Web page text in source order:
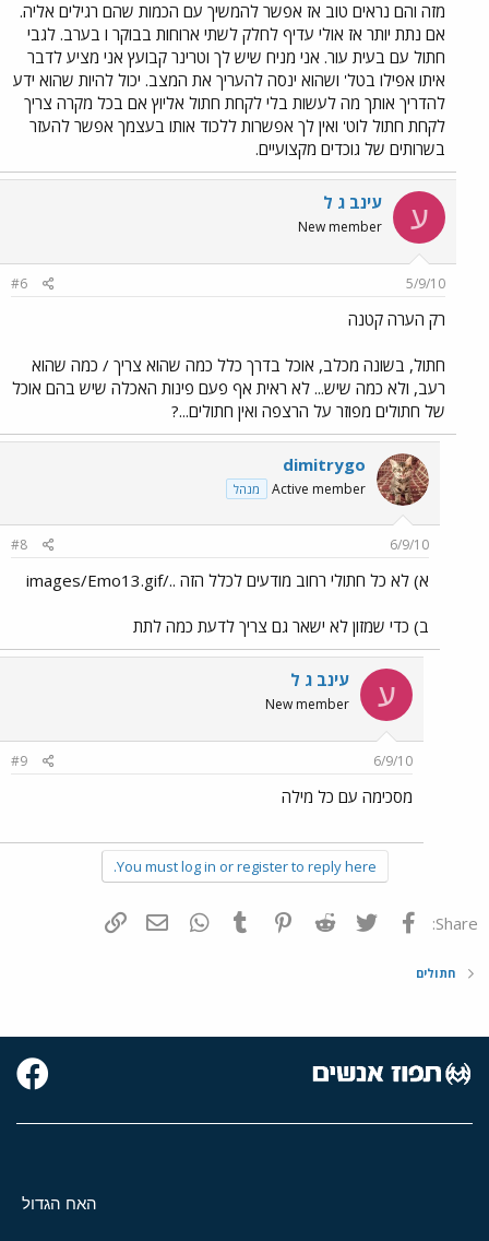
מזה והם נראים טוב אז אפשר להמשיך עם הכמות שהם רגילים אליה.
אם נתת יותר אז אולי עדיף לחלק לשתי ארוחות בבוקר ו בערב. לגבי
חתול עם בעית עור. אני מניח שיש לך וטרינר קבועץ אני מציע לדבר
איתו אפילו בטל' ושהוא ינסה להעריך את המצב. יכול להיות שהוא ידע
להדריך אותך מה לעשות בלי לקחת חתול אליוץ אם בכל מקרה צריך
לקחת חתול לוט' ואין לך אפשרות ללכוד אותו בעצמך אפשר להעזר
בשרותים של גוכדים מקצועיים.
ע עינב ג ל
New member
5/9/10
#6
רק הערה קטנה
חתול, בשונה מכלב, אוכל בדרך כלל כמה שהוא צריך / כמה שהוא
רעב, ולא כמה שיש... לא ראית אף פעם פינות האכלה שיש בהם אוכל
של חתולים מפוזר על הרצפה ואין חתולים...?
dimitrygo
Active member מנהל
6/9/10
#8
א) לא כל חתולי רחוב מודעים לכלל הזה ../images/Emo13.gif
ב) כדי שמזון לא ישאר גם צריך לדעת כמה לתת
ע עינב ג ל
New member
6/9/10
#9
מסכימה עם כל מילה
You must log in or register to reply here.
Share: פייסבוק Twitter
Reddit
Pinterest
Tumblr
WhatsAppדואר אלקטרוני
חתולים
האח הגדול